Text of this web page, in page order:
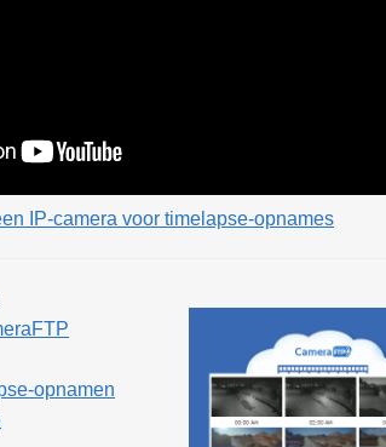
IP-camera voor timelapse-opnames
opnamen